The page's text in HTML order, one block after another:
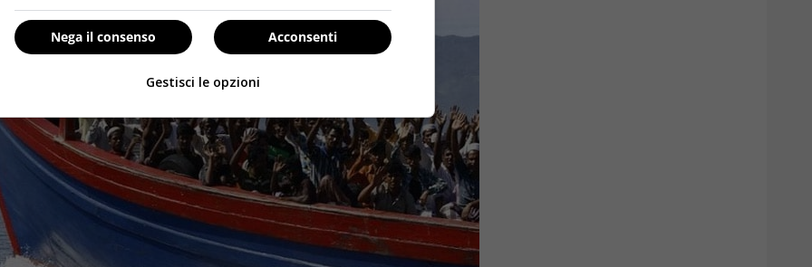
Acconsenti
Nega il consenso
Gestisci le opzioni